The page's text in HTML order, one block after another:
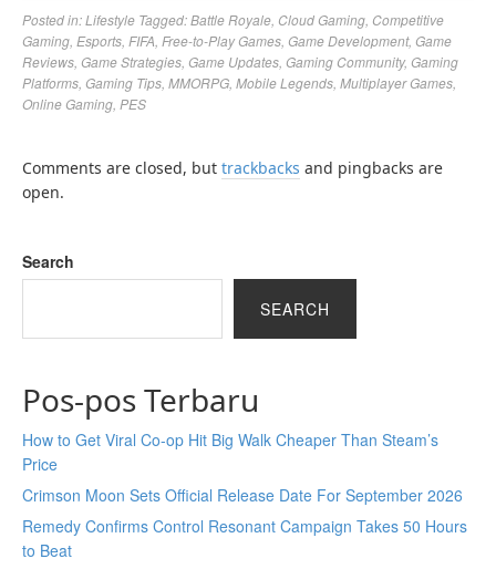
Posted in:Lifestyle Tagged:Battle Royale Cloud Gaming Competitive
Gaming Esports FIFA Free-to-Play Games Game Development, Game
Reviews Game Strategies Game Updates Gaming Community, Gaming
Platforms Gaming Tips MMORPG Mobile Legends Multiplayer Games
Online Gaming PES
Comments are closed, but trackbacks and pingbacks are
open.
Search
SEARCH
Pos-pos Terbaru
How to Get Viral Co-op Hit Big Walk Cheaper Than Steam’s
Price
Crimson Moon Sets Official Release Date For September 2026
Remedy Confirms Control Resonant Campaign Takes 50 Hours
to Beat